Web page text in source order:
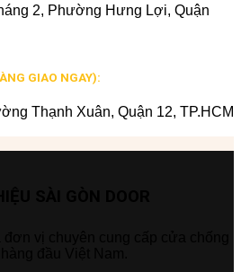
2, Phường Hưng Lợi, Quận
GIAO NGAY):
Thạnh Xuân, Quận 12, TP.HCM